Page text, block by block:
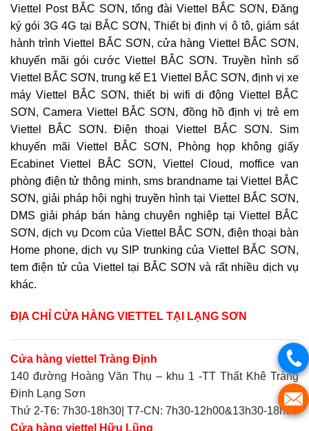
Viettel Post BẮC SƠN, tổng đài Viettel BẮC SƠN, Đăng
ký gói 3G 4G tại BẮC SƠN, Thiết bị định vị ô tô, giám sát
hành trình Viettel BẮC SƠN, cửa hàng Viettel BẮC SƠN,
khuyến mãi gói cước Viettel BẮC SƠN. Truyền hình số
Viettel BẮC SƠN, trung kế E1 Viettel BẮC SƠN, định vị xe
máy Viettel BẮC SƠN, thiết bị wifi di động Viettel BẮC
SƠN, Camera Viettel BẮC SƠN, đồng hồ định vị trẻ em
Viettel BẮC SƠN. Điện thoại Viettel BẮC SƠN. Sim
khuyến mãi Viettel BẮC SƠN, Phòng họp không giấy
Ecabinet Viettel BẮC SƠN, Viettel Cloud, moffice van
phòng điện tử thông minh, sms brandname tại Viettel BẮC
SƠN, giải pháp hội nghị truyền hình tại Viettel BẮC SƠN,
DMS giải pháp bán hàng chuyên nghiệp tại Viettel BẮC
SƠN, dịch vụ Dcom của Viettel BẮC SƠN, điện thoại bàn
Home phone, dịch vụ SIP trunking của Viettel BẮC SƠN,
tem điện tử của Viettel tại BẮC SƠN và rất nhiều dịch vụ
khác.
ĐỊA CHỈ CỬA HÀNG VIETTEL TẠI LẠNG SƠN
Cửa hàng viettel Tràng Định
140 đường Hoàng Văn Thụ – khu 1 -TT Thất Khê Tràng
Định Lạng Sơn
Thứ 2-T6: 7h30-18h30| T7-CN: 7h30-12h00&13h30-18h30
Cửa hàng viettel Hữu Lũng